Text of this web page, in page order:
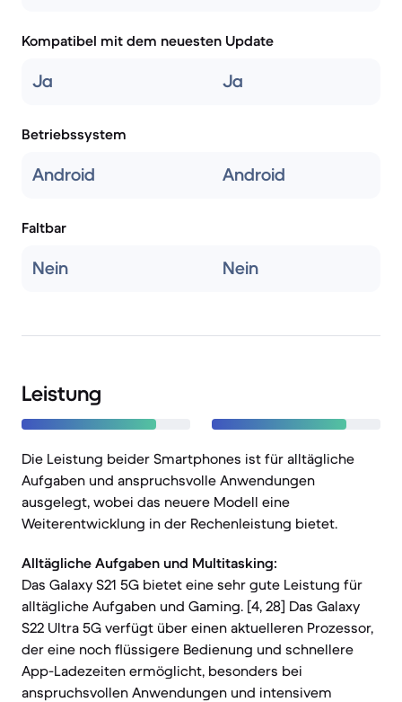
Kompatibel mit dem neuesten Update
Ja Ja
Betriebssystem
Android Android
Faltbar
Nein Nein
Leistung
Die Leistung beider Smartphones ist für alltägliche
Aufgaben und anspruchsvolle Anwendungen
ausgelegt, wobei das neuere Modell eine
Weiterentwicklung in der Rechenleistung bietet.
Alltägliche Aufgaben und Multitasking:
Das Galaxy S21 5G bietet eine sehr gute Leistung für
alltägliche Aufgaben und Gaming. [4, 28] Das Galaxy
S22 Ultra 5G verfügt über einen aktuelleren Prozessor,
der eine noch flüssigere Bedienung und schnellere
App-Ladezeiten ermöglicht, besonders bei
anspruchsvollen Anwendungen und intensivem